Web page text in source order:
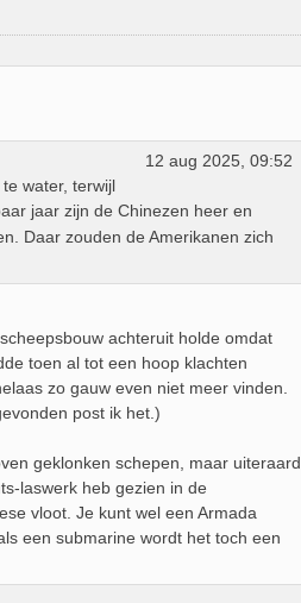
12 aug 2025, 09:52
water, terwijl
jaar zijn de Chinezen heer en
Daar zouden de Amerikanen zich
achteruit holde omdat
toen al tot een hoop klachten
zo gauw even niet meer vinden.
post ik het.)
geklonken schepen, maar uiteraard
laswerk heb gezien in de
vloot. Je kunt wel een Armada
een submarine wordt het toch een